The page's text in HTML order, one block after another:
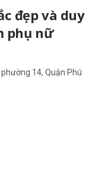
đẹp và duy
phụ nữ
14, Quận Phú